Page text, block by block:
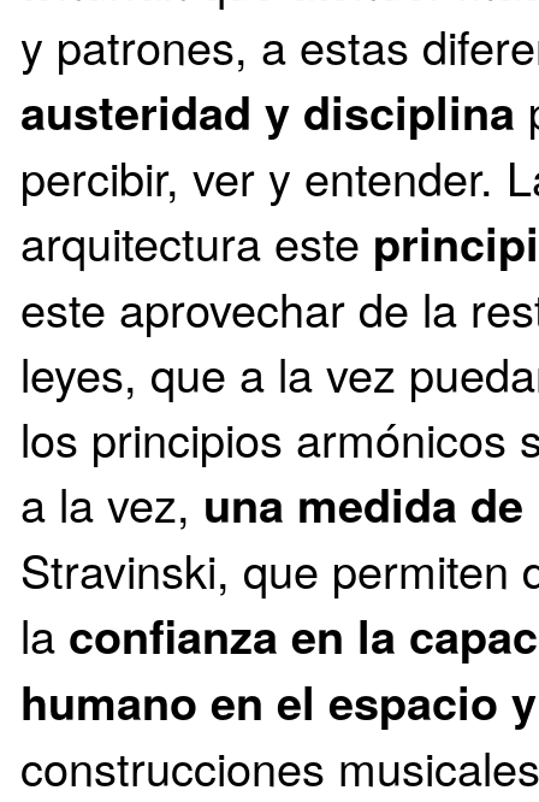
y patrones, a estas
austeridad y disciplina
percibir, ver y entender.
arquitectura este
este aprovechar de la
leyes, que a la vez
los principios armónicos
a la vez, una medida
Stravinski, que permiten
la confianza en la
humano en el espacio
construcciones